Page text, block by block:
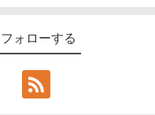
ォローする